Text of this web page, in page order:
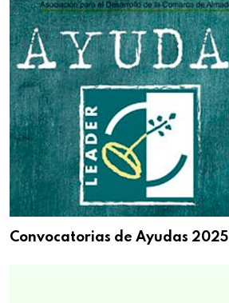
Convocatorias de Ayudas 2025